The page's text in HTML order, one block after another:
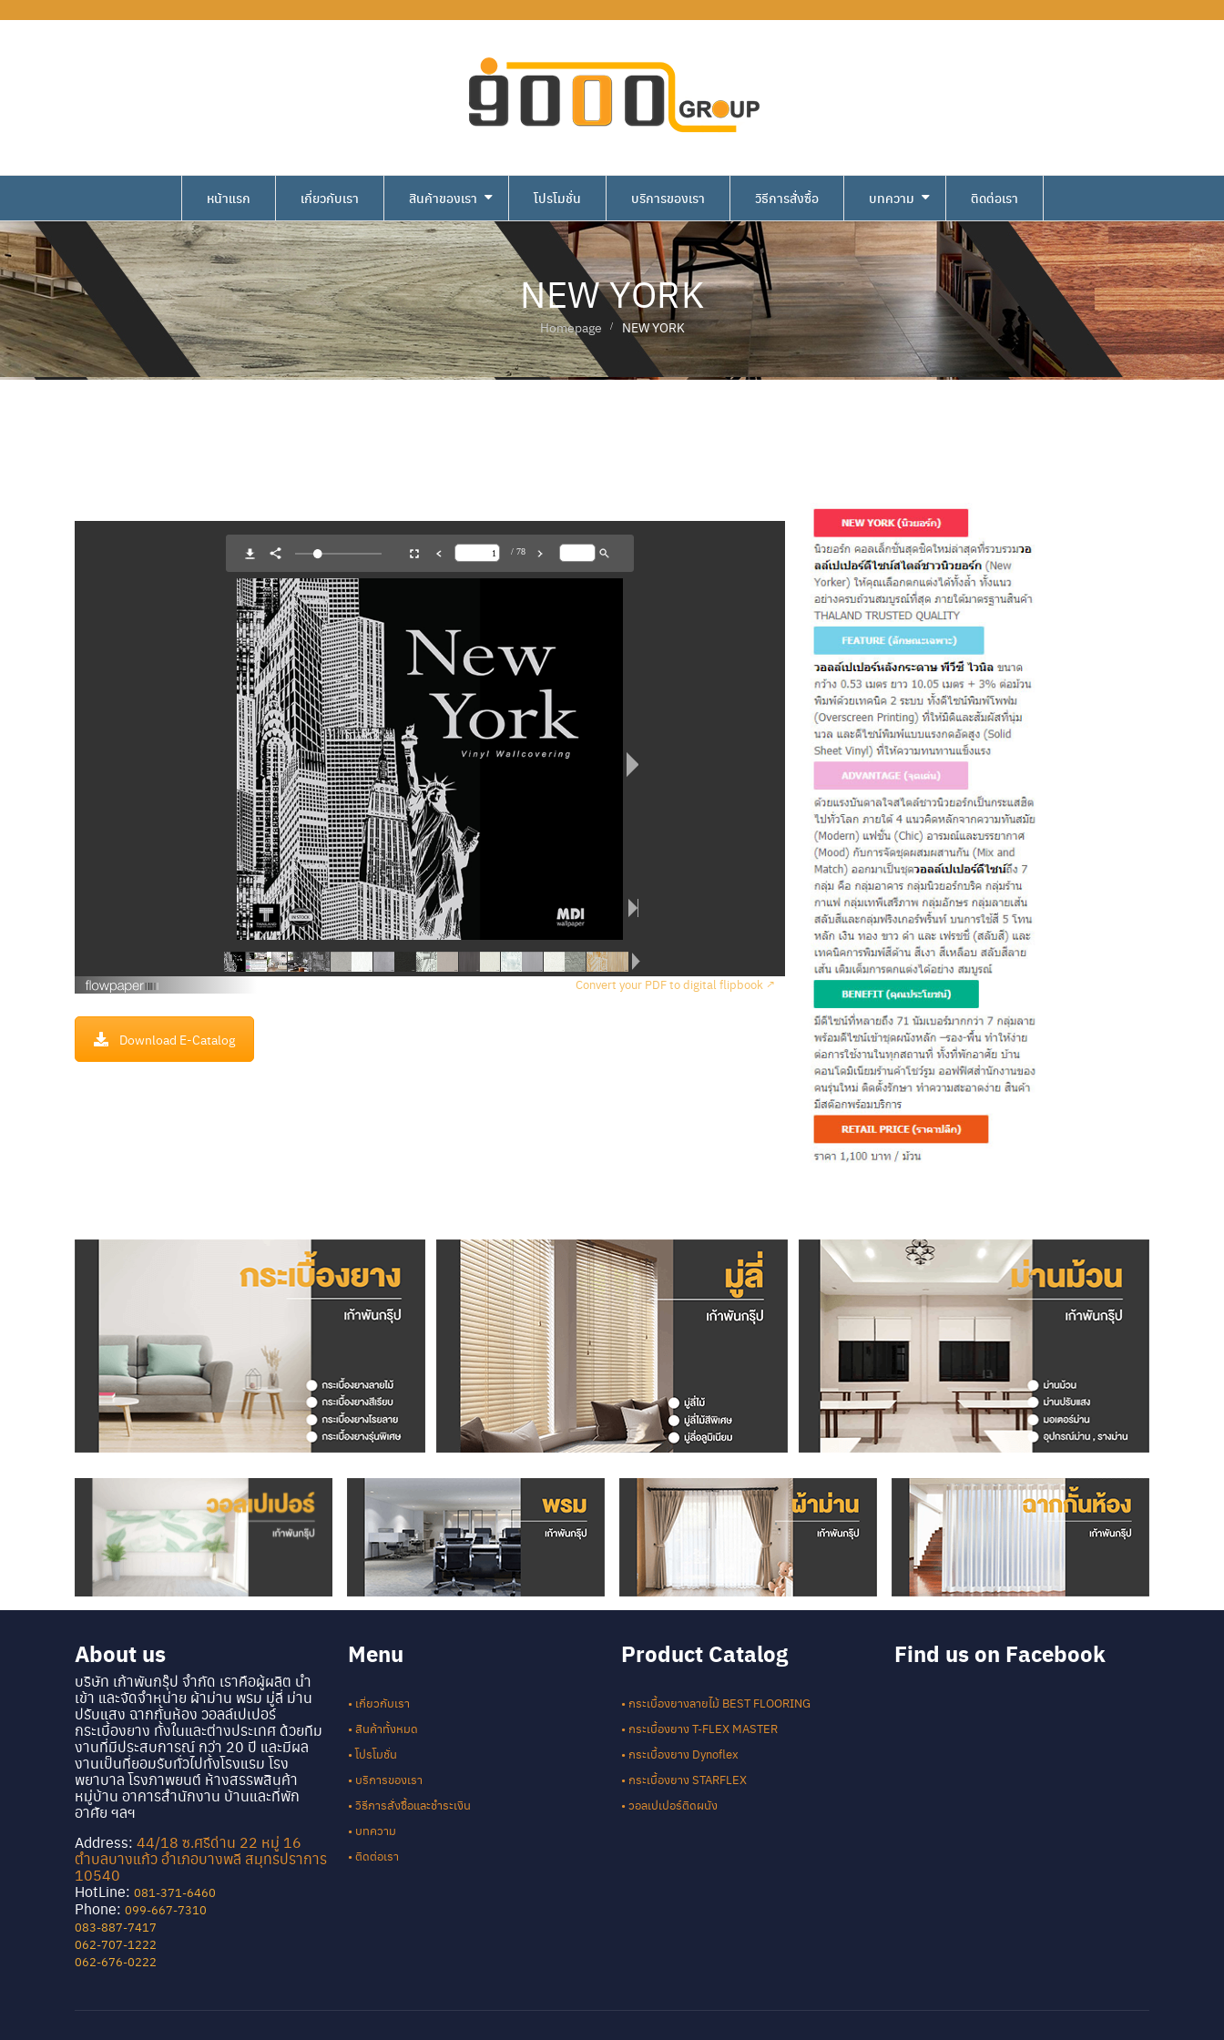
หน้าแรก เกี่ยวกับเรา สินค้าของเรา โปรโมชั่น บริการของเรา วิธีการสั่งซื้อ บทความ ติดต่อเรา
NEW YORK
Homepage NEW YORK
Convert your PDF to digital flipbook ↗
Download E-Catalog
About us
บริษัท เก้าพันกรุ๊ป จำกัด เราคือผู้ผลิต นำ
เข้า และจัดจำหน่าย ผ้าม่าน พรม มู่ลี่ ม่าน
ปรับแสง ฉากกั้นห้อง วอลล์เปเปอร์
กระเบื้องยาง ทั้งในและต่างประเทศ ด้วยทีม
งานที่มีประสบการณ์ กว่า 20 ปี และมีผล
งานเป็นที่ยอมรับทั่วไปทั้งโรงแรม โรง
พยาบาล โรงภาพยนต์ ห้างสรรพสินค้า
หมู่บ้าน อาคารสำนักงาน บ้านและที่พัก
อาศัย ฯลฯ
Address: 44/18 ซ.ศรีด่าน 22 หมู่ 16
ตำบลบางแก้ว อำเภอบางพลี สมุทรปราการ
10540
HotLine: 081-371-6460
Phone: 099-667-7310
083-887-7417
062-707-1222
062-676-0222
Menu
• เกี่ยวกับเรา
• สินค้าทั้งหมด
• โปรโมชั่น
• บริการของเรา
• วิธีการสั่งซื้อและชำระเงิน
• บทความ
• ติดต่อเรา
Product Catalog
• กระเบื้องยางลายไม้ BEST FLOORING
• กระเบื้องยาง T-FLEX MASTER
• กระเบื้องยาง Dynoflex
• กระเบื้องยาง STARFLEX
• วอลเปเปอร์ติดผนัง
Find us on Facebook